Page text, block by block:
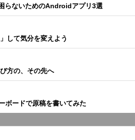
らないためのAndroidアプリ3選
して気分を変えよう
方の、その先へ
ボードで原稿を書いてみた